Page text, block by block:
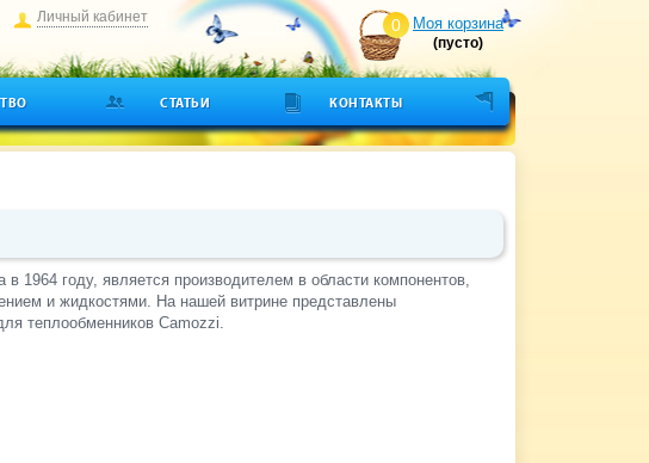
Личный кабинет 0 Моя корзина
(пусто)
СТАТЬИ КОНТАКТЫ
1964 году, является производителем в области компонентов,
и жидкостями. На нашей витрине представлены
теплообменников Camozzi.